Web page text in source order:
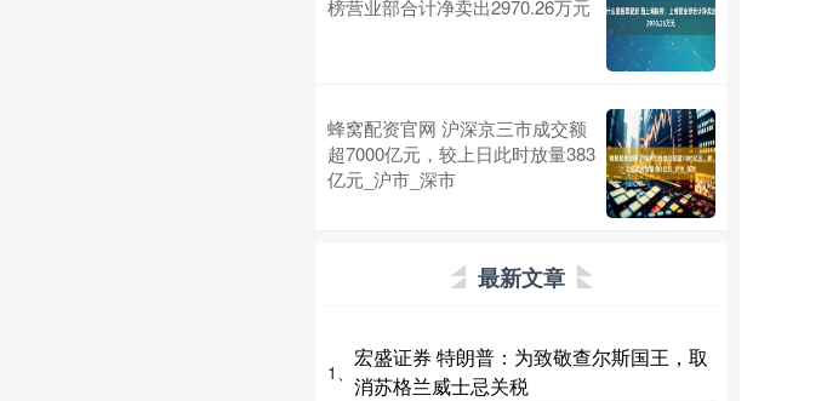
榜营业部合计净卖出2970.26万元
蜂窝配资官网 沪深京三市成交额
超7000亿元，较上日此时放量383
亿元_沪市_深市
最新文章
1、
宏盛证券 特朗普：为致敬查尔斯国王，取
消苏格兰威士忌关税